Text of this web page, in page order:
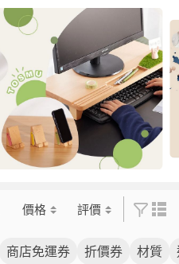
價格 評價
商店免運券 折價券 材質